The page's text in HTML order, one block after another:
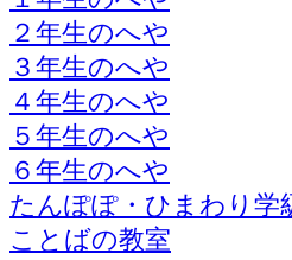
２年生のへや
３年生のへや
４年生のへや
５年生のへや
６年生のへや
たんぽぽ・ひまわり学
ことばの教室